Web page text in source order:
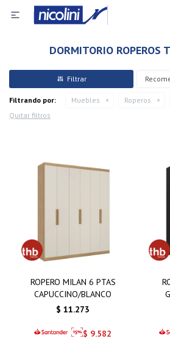

DORMITORIO ROPEROS
Filtrando por: Muebles Roperos
Quitar filtros
ROPERO MILAN 6 PTAS
CAPUCCINO/BLANCO
$ 11.273
$ 9.582